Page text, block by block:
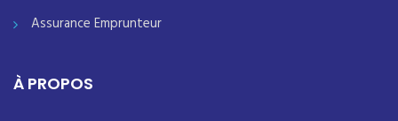
Assurance Emprunteur
À PROPOS